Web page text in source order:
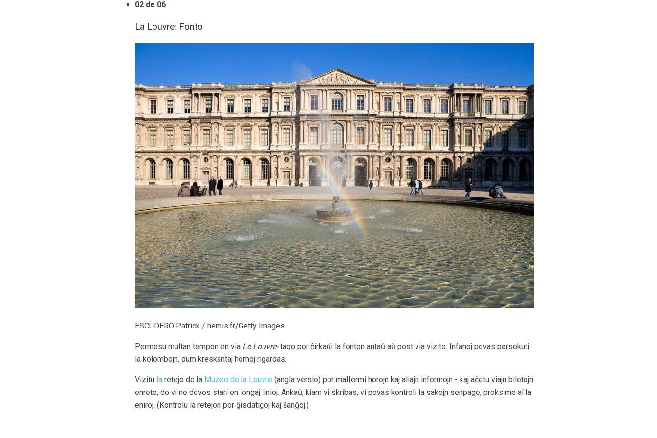
02 de 06
La Louvre: Fonto
ESCUDERO Patrick / hemis.fr/Getty Images
Permesu multan tempon en via Le Louvre-tago por ĉirkaŭi la fonton antaŭ aŭ post via vizito. Infanoj povas persekuti
la kolombojn, dum kreskantaj homoj rigardas.
Vizitu la retejo de la Muzeo de la Louvre (angla versio) por malfermi horojn kaj aliajn informojn - kaj aĉetu viajn biletojn
enrete, do vi ne devos stari en longaj linioj. Ankaŭ, kiam vi skribas, vi povas kontroli la sakojn senpage, proksime al la
eniroj. (Kontrolu la retejon por ĝisdatigoj kaj ŝanĝoj.)